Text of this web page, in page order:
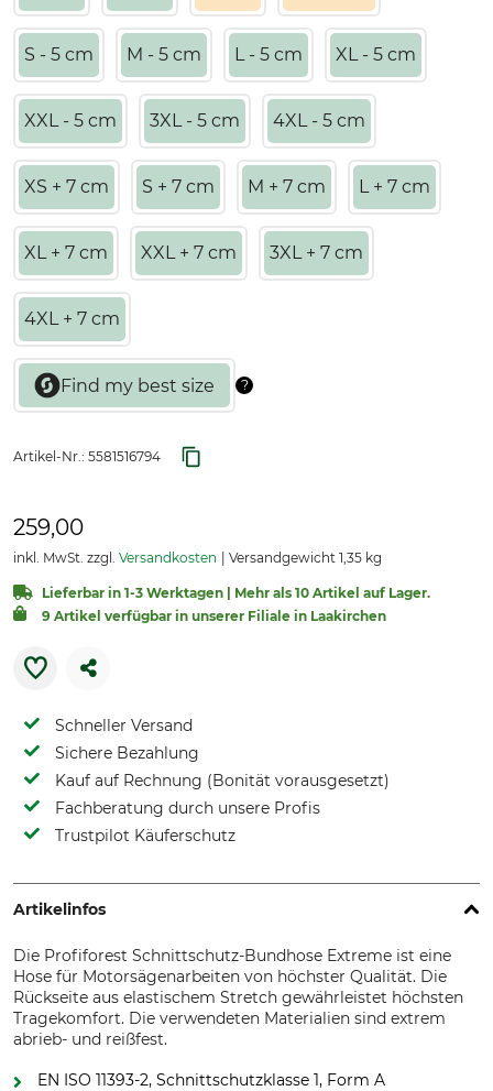
S - 5 cm M - 5 cm L - 5 cm XL - 5 cm
XXL - 5 cm 3XL - 5 cm 4XL - 5 cm
XS + 7 cm S + 7 cm M + 7 cm L + 7 cm
XL + 7 cm XXL + 7 cm 3XL + 7 cm
4XL + 7 cm
Artikel-Nr.: 5581516794
259,00
inkl. MwSt. zzgl. Versandkosten Versandgewicht 1,35 kg
Lieferbar in 1-3 Werktagen | Mehr als 10 Artikel auf Lager.
9 Artikel verfügbar in unserer Filiale in Laakirchen
Schneller Versand
Sichere Bezahlung
Kauf auf Rechnung (Bonität vorausgesetzt)
Fachberatung durch unsere Profis
Trustpilot Käuferschutz
Artikelinfos
Die Profiforest Schnittschutz-Bundhose Extreme ist eine
Hose für Motorsägenarbeiten von höchster Qualität. Die
Rückseite aus elastischem Stretch gewährleistet höchsten
Tragekomfort. Die verwendeten Materialien sind extrem
abrieb- und reißfest.
EN ISO 11393-2, Schnittschutzklasse 1, Form A